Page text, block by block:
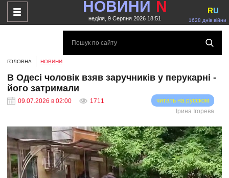
НОВИНИ N
неділя, 9 Серпня 2026 18:51 1628 днів війни
RU
ГОЛОВНА НОВИНИ
В Одесі чоловік взяв заручників у перукарні -
його затримали
09.07.2026 в 02:00 1711
читать на русском
Ірина Ігорева